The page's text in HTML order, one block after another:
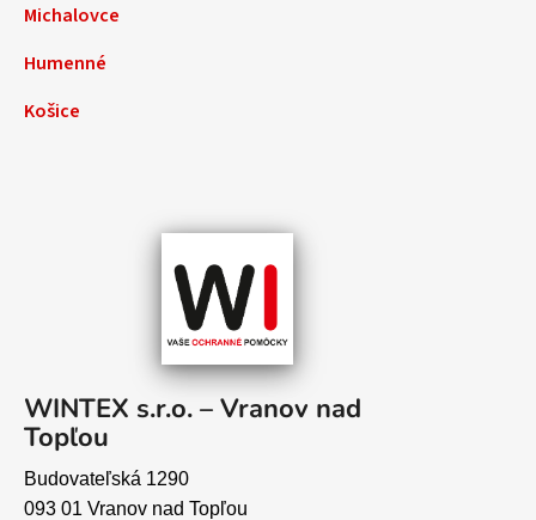
Michalovce
Humenné
Košice
WINTEX s.r.o. – Vranov nad
Topľou
Budovateľská 1290
093 01 Vranov nad Topľou